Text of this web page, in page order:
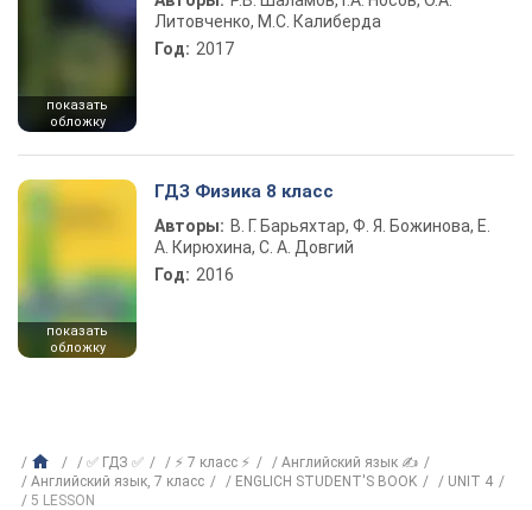
показать
обложку
Литовченко, М.С. Калиберда
Год: 2017
показать
обложку
ГДЗ Физика 8 класс
Авторы: В. Г. Барьяхтар, Ф. Я. Божинова, Е.
А. Кирюхина, С. А. Довгий
Год: 2016
✅ ГДЗ ✅ ⚡ 7 класс ⚡
Английский язык ✍
Английский язык, 7 класс
ENGLICH STUDENT'S BOOK
UNIT 4
5 LESSON